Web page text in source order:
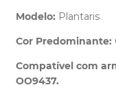
Modelo: Plantaris
Cor Predominante:
Compatível com
OO9437.